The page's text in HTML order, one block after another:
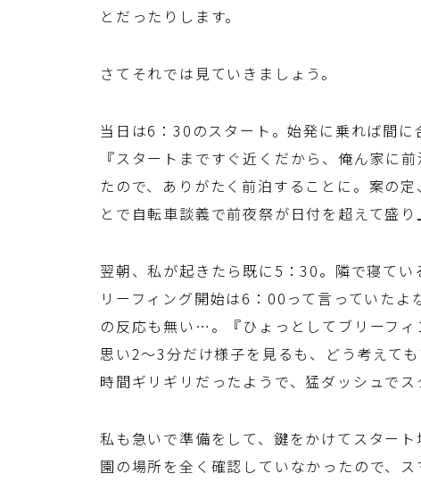
とだったりします。
さてそれでは見ていきましょう。
当日は6：30のスタート。始発に乗れば間
『スタートまですぐ近くだから、俺ん家に
たので、ありがたく前泊することに。案の
とで自転車談義で前夜祭が日付を超えて盛り
翌朝、私が起きたら既に5：30。隣で寝て
リーフィング開始は6：00って言っていた
の反応も無い…。『ひょっとしてブリーフ
思い2～3分だけ様子を見るも、どう考えて
時間ギリギリだったようで、猛ダッシュでス
私も急いで準備をして、鍵をかけてスター
園の場所を全く確認していなかったので、